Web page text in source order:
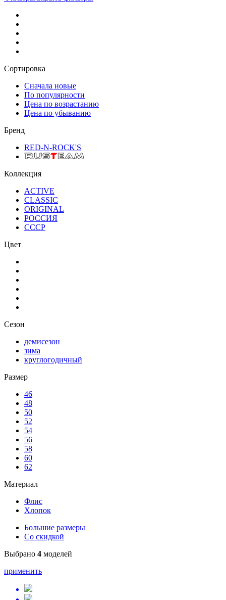
Сортировка
Сначала новые
По популярности
Цена по возрастанию
Цена по убыванию
Бренд
RED-N-ROCK'S
Коллекция
ACTIVE
CLASSIC
ORIGINAL
РОССИЯ
СССР
Цвет
Сезон
демисезон
зима
круглогодичный
Размер
46
48
50
52
54
56
58
60
62
Материал
Флис
Хлопок
Большие размеры
Со скидкой
Выбрано 4 моделей
применить